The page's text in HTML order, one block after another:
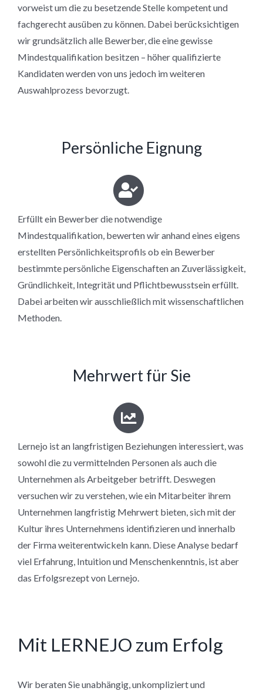
vorweist um die zu besetzende Stelle kompetent und
fachgerecht ausüben zu können. Dabei berücksichtigen
wir grundsätzlich alle Bewerber, die eine gewisse
Mindestqualifikation besitzen – höher qualifizierte
Kandidaten werden von uns jedoch im weiteren
Auswahlprozess bevorzugt.
Persönliche Eignung
Erfüllt ein Bewerber die notwendige
Mindestqualifikation, bewerten wir anhand eines eigens
erstellten Persönlichkeitsprofils ob ein Bewerber
bestimmte persönliche Eigenschaften an Zuverlässigkeit,
Gründlichkeit, Integrität und Pflichtbewusstsein erfüllt.
Dabei arbeiten wir ausschließlich mit wissenschaftlichen
Methoden.
Mehrwert für Sie
Lernejo ist an langfristigen Beziehungen interessiert, was
sowohl die zu vermittelnden Personen als auch die
Unternehmen als Arbeitgeber betrifft. Deswegen
versuchen wir zu verstehen, wie ein Mitarbeiter ihrem
Unternehmen langfristig Mehrwert bieten, sich mit der
Kultur ihres Unternehmens identifizieren und innerhalb
der Firma weiterentwickeln kann. Diese Analyse bedarf
viel Erfahrung, Intuition und Menschenkenntnis, ist aber
das Erfolgsrezept von Lernejo.
Mit LERNEJO zum Erfolg
Wir beraten Sie unabhängig, unkompliziert und